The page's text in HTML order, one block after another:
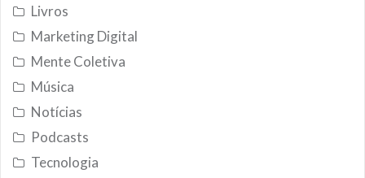
Livros
Marketing Digital
Mente Coletiva
Música
Notícias
Podcasts
Tecnologia